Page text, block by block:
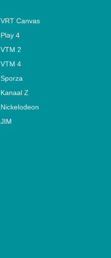
VRT Canvas
Play 4
VTM 2
VTM 4
Sporza
Kanaal Z
Nickelodeon
JIM